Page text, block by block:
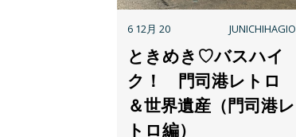
6 12月 20 JUNICHIHAGIO
ときめき♡バスハイ
ク！ 門司港レトロ
＆世界遺産（門司港レ
トロ編）